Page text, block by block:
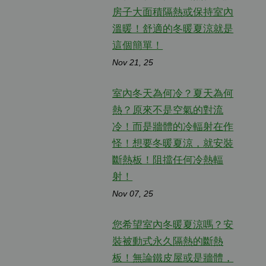
房子大面積隔熱或保持室內
溫暖！舒適的冬暖夏涼就是
這個簡單！
Nov 21, 25
室內冬天為何冷？夏天為何
熱？原來不是空氣的對流
冷！而是牆體的冷輻射在作
怪！想要冬暖夏涼，就安裝
斷熱板！阻擋任何冷熱輻
射！
Nov 07, 25
您希望室內冬暖夏涼嗎？安
裝被動式永久隔熱的斷熱
板！無論鐵皮屋或是牆體，